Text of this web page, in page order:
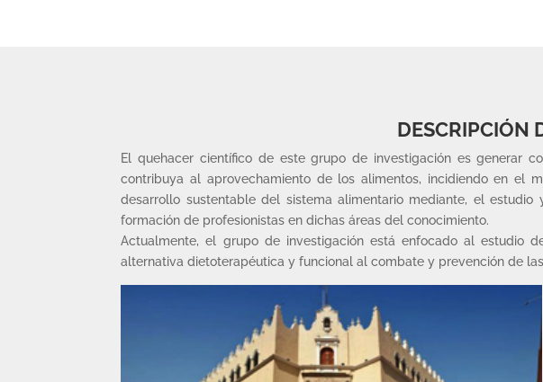
DESCRIPCIÓN
El quehacer científico de este grupo de investigación es generar
contribuya al aprovechamiento de los alimentos, incidiendo en el
desarrollo sustentable del sistema alimentario mediante, el
formación de profesionistas en dichas áreas del conocimiento.
Actualmente, el grupo de investigación está enfocado al estudio
alternativa dietoterapéutica y funcional al combate y prevención de